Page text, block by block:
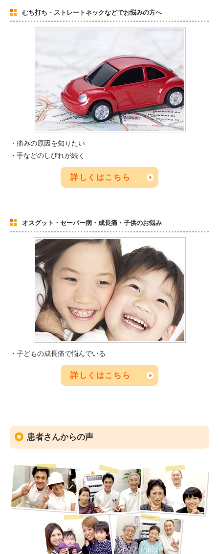
むち打ち・ストレートネックなどでお悩みの方へ
・痛みの原因を知りたい
・手などのしびれが続く
詳しくはこちら
オスグット・セーバー病・成長痛・子供のお悩み
・子どもの成長痛で悩んでいる
詳しくはこちら
患者さんからの声